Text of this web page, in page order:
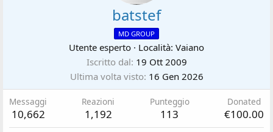
batstef
MD GROUP
Utente esperto · Località: Vaiano
Iscritto dal 19 Ott 2009
Ultima volta visto 16 Gen 2026
Messaggi
10,662
Reazioni
1,192
Punteggio
113
Donated
€100.00